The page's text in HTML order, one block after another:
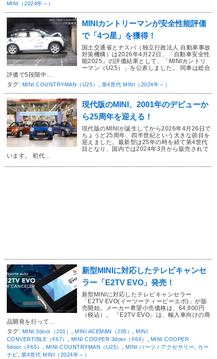
MINI（2024年～）
MINIカントリーマンが安全性能評価
で「4つ星」を獲得！
国土交通省とナスバ（独立行政法人 自動車事故
対策機構）は2026年4月22日、「自動車安全性
能2025」の評価結果として、「MINIカントリ
ーマン（U25）」を公表しました。 同車は総合
評価で5段階中…
タグ: MINI COUNTRYMAN（U25） , 第4世代 MINI（2024年～）
現代版のMINI、2001年のデビューか
ら25周年を迎える！
現代版のMINIが誕生してから2026年4月26日で
ちょうど25周年、四半世紀という大きな節目を
迎えました。最新型は25年の時を経て第4世代
目となり、国内では2024年3月から販売されて
います。 初代…
新型MINIに対応したテレビキャンセ
ラー「E2TV EVO」発売！
新型MINIに対応したテレビキャンセラー
「E2TV EVO(イーツーティービーエボ)」が販
売開始。メーカー希望小売価格は、64,800円
（税込）。 「E2TV EVO」は、輸入車向けの商
品開発を行って…
タグ: MINI 3door（J01） ,MINI ACEMAN（J05） ,MINI
CONVERTIBLE（F67）
, MINI COOPER 3door（F66） , MINI COOPER
5door（F65）
, MINI COUNTRYMAN（U25） , MINI パーツ / アクセサリー, カー
ナビ, 第4世代 MINI（2024年～）